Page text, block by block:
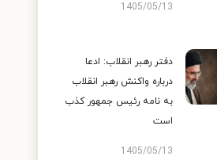
1405/05/13
دفتر رهبر انقلاب: ادعا
درباره واکنش رهبر انقلاب
به نامه رئیس جمهور کذب
است
1405/05/13